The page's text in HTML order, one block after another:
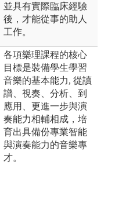
並具有實際臨床經驗
後，才能從事的助人
工作。
各項樂理課程的核心
目標是裝備學生學習
音樂的基本能力, 從讀
譜、視奏、分析、到
應用、更進一步與演
奏能力相輔相成，培
育出具備份專業智能
與演奏能力的音樂專
才。